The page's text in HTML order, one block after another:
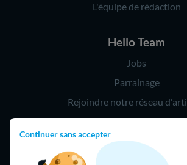
Continuer sans accepter
L'équipe de rédaction
Hello Team
Jobs
Parrainage
Rejoindre notre réseau
Hello !
09 75 18 60 60
(8h-21h)